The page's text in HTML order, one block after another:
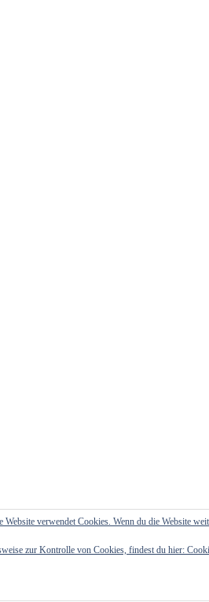
Website verwendet Cookies. Wenn du die Website
zur Kontrolle von Cookies, findest du hier: